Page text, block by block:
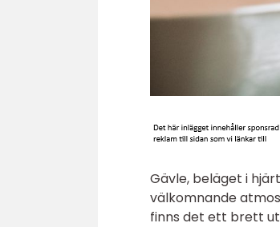
Gävle, beläget i
välkomnande
finns det ett brett